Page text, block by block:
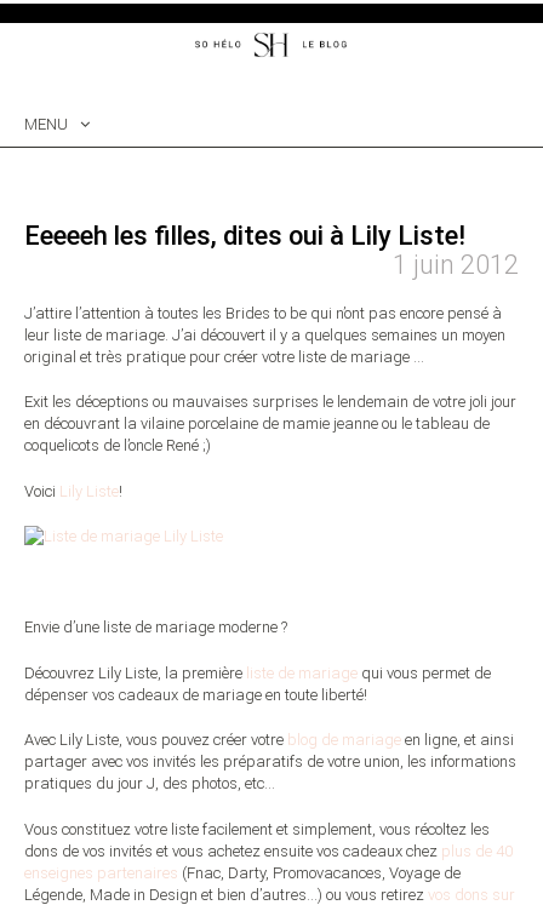
MENU
Eeeeeh les filles, dites oui à Lily Liste!
1 juin 2012
J’attire l’attention à toutes les Brides to be qui n’ont pas encore pensé à
leur liste de mariage. J’ai découvert il y a quelques semaines un moyen
original et très pratique pour créer votre liste de mariage …
Exit les déceptions ou mauvaises surprises le lendemain de votre joli jour
en découvrant la vilaine porcelaine de mamie jeanne ou le tableau de
coquelicots de l’oncle René ;)
Voici Lily Liste!
Envie d’une liste de mariage moderne ?
Découvrez Lily Liste, la première liste de mariage qui vous permet de
dépenser vos cadeaux de mariage en toute liberté!
Avec Lily Liste, vous pouvez créer votre blog de mariage en ligne, et ainsi
partager avec vos invités les préparatifs de votre union, les informations
pratiques du jour J, des photos, etc…
Vous constituez votre liste facilement et simplement, vous récoltez les
dons de vos invités et vous achetez ensuite vos cadeaux chez plus de 40
enseignes partenaires (Fnac, Darty, Promovacances, Voyage de
Légende, Made in Design et bien d’autres…) ou vous retirez vos dons sur